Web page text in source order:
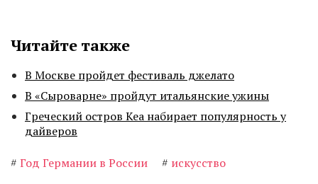
Читайте также
В Москве пройдет фестиваль джелато
В «Сыроварне» пройдут итальянские ужины
Греческий остров Кеа набирает популярность у
дайверов
# Год Германии в России # искусство